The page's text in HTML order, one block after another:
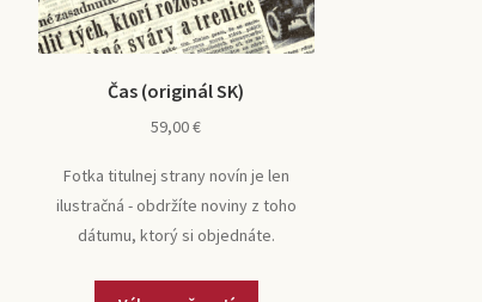
Čas (originál SK)
59,00€
Fotka titulnej strany novín je len
ilustračná - obdržíte noviny z toho
dátumu, ktorý si objednáte.